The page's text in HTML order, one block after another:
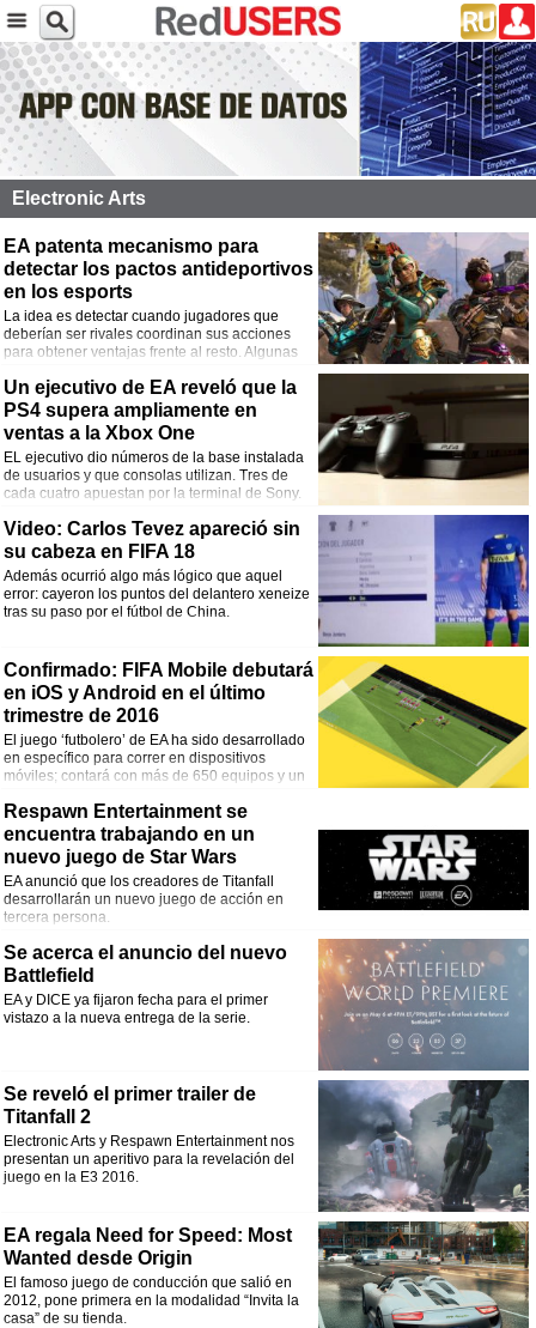
Electronic Arts
EA patenta mecanismo para
detectar los pactos antideportivos
en los esports
La idea es detectar cuando jugadores que
deberían ser rivales coordinan sus acciones
para obtener ventajas frente al resto. Algunas
querer mantener bajo control todo lo que los jugadores hacen fuera de las
partidas.
Un ejecutivo de EA reveló que la
PS4 supera ampliamente en
ventas a la Xbox One
EL ejecutivo dio números de la base instalada
de usuarios y que consolas utilizan. Tres de
cada cuatro apuestan por la terminal de Sony.
Video: Carlos Tevez apareció sin
su cabeza en FIFA 18
Además ocurrió algo más lógico que aquel
error: cayeron los puntos del delantero xeneize
tras su paso por el fútbol de China.
Confirmado: FIFA Mobile debutará
en iOS y Android en el último
trimestre de 2016
El juego ‘futbolero’ de EA ha sido desarrollado
en específico para correr en dispositivos
móviles; contará con más de 650 equipos y un
Respawn Entertainment se
encuentra trabajando en un
nuevo juego de Star Wars
EA anunció que los creadores de Titanfall
desarrollarán un nuevo juego de acción en
tercera persona.
Se acerca el anuncio del nuevo
Battlefield
EA y DICE ya fijaron fecha para el primer
vistazo a la nueva entrega de la serie.
Se reveló el primer trailer de
Titanfall 2
Electronic Arts y Respawn Entertainment nos
presentan un aperitivo para la revelación del
juego en la E3 2016.
EA regala Need for Speed: Most
Wanted desde Origin
El famoso juego de conducción que salió en
2012, pone primera en la modalidad “Invita la
casa” de su tienda.